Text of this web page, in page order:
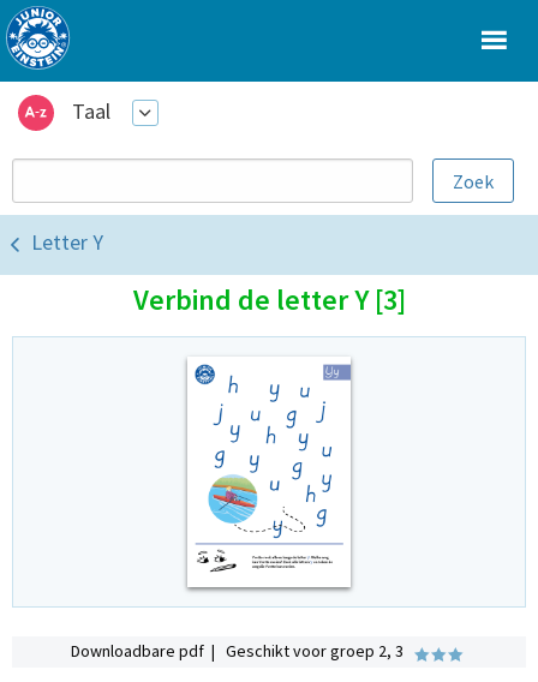
Taal
Letter Y
Verbind de letter Y [3]
Downloadbare pdf | Geschikt voor groep 2, 3